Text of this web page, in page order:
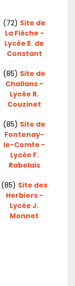
(72) Site de
La Flèche -
Lycée E. de
Constant
(85) Site de
Challans -
Lycée R.
Couzinet
(85) Site de
Fontenay-
le-Comte -
Lycée F.
Rabelais
(85) Site des
Herbiers -
Lycée J.
Monnet